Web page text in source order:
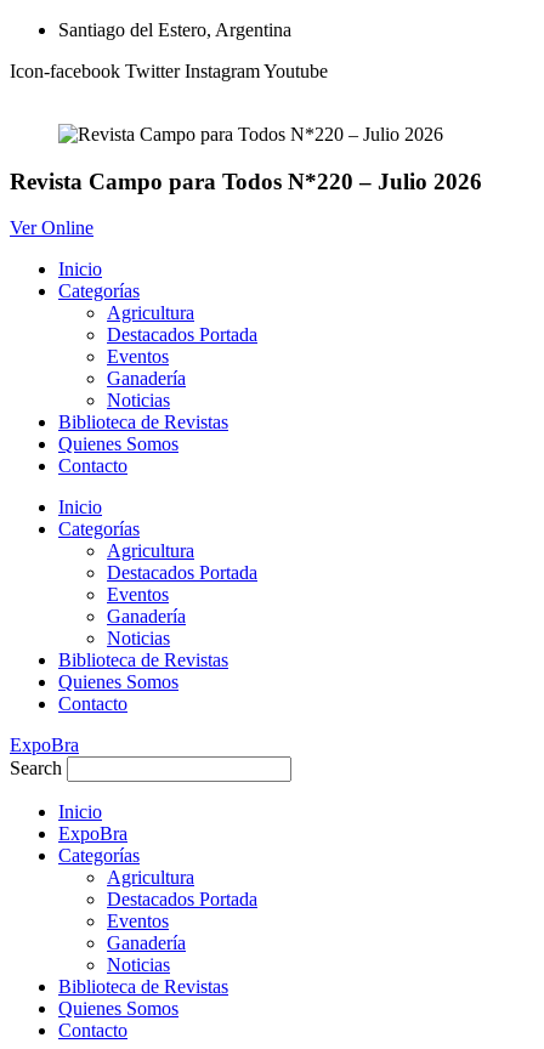
contenido
Santiago del Estero, Argentina
Icon-facebook Twitter InstagramYoutube
Revista Campo para Todos N*220 – Julio 2026
Ver Online
Inicio
Categorías
Agricultura
Destacados Portada
Eventos
Ganadería
Noticias
Biblioteca de Revistas
Quienes Somos
Contacto
Inicio
Categorías
Agricultura
Destacados Portada
Eventos
Ganadería
Noticias
Biblioteca de Revistas
Quienes Somos
Contacto
ExpoBra
Search
Inicio
ExpoBra
Categorías
Agricultura
Destacados Portada
Eventos
Ganadería
Noticias
Biblioteca de Revistas
Quienes Somos
Contacto